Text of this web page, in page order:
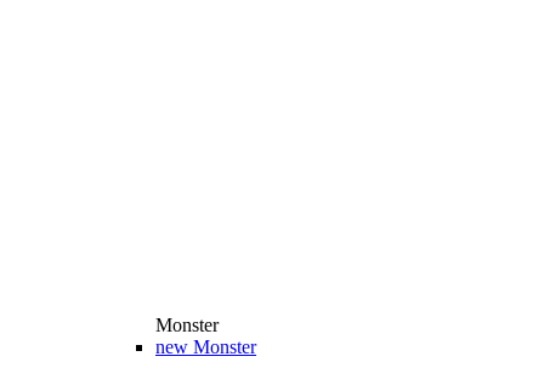
Monster
new Monster